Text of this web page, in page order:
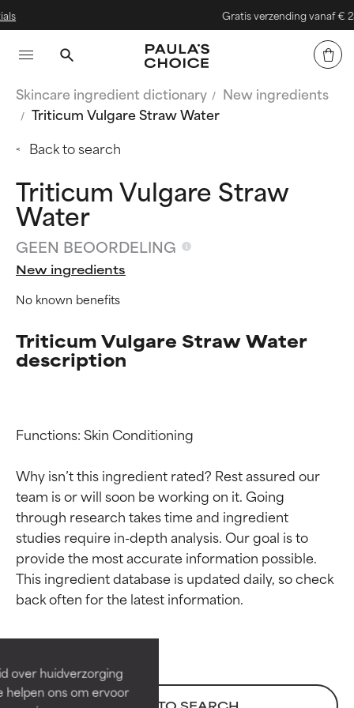
over huidverzorging
helpen ons om ervoor
Gratis verzending vanaf € 25
Skincare ingredient dictionary
New ingredients
Triticum Vulgare Straw Water
Back to search
Triticum Vulgare Straw
Water
GEEN BEOORDELING
New ingredients
No known benefits
Triticum Vulgare Straw Water
description
Functions: Skin Conditioning
Why isn’t this ingredient rated? Rest assured our
team is or will soon be working on it. Going
through research takes time and ingredient
studies require in-depth analysis. Our goal is to
provide the most accurate information possible.
This ingredient database is updated daily, so check
Beoordelingen van
ingrediënten
Bewezen en ondersteund door
onafhankelijk onderzoek.
Beoordelingen van
ingrediënten
Bewezen en ondersteund door
onafhankelijk onderzoek.